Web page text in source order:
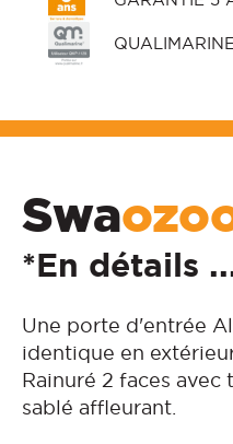
Swa
*En détails
Une porte d'entrée
identique en
Rainuré 2 faces
sablé affleurant.